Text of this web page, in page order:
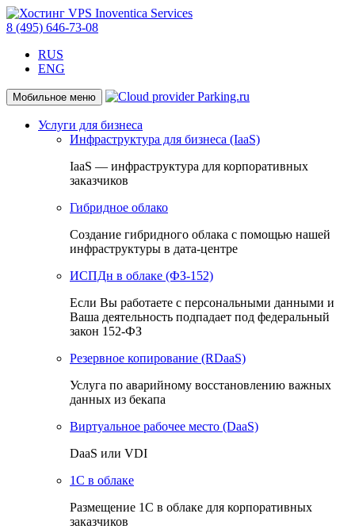
8 (495) 646-73-08
RUS
ENG
Мобильное меню
Услуги для бизнеса
Инфраструктура для бизнеса (IaaS)
IaaS — инфраструктура для корпоративных
заказчиков
Гибридное облако
Создание гибридного облака с помощью нашей
инфраструктуры в дата-центре
ИСПДн в облаке (ФЗ-152)
Если Вы работаете с персональными данными и
Ваша деятельность подпадает под федеральный
закон 152-ФЗ
Резервное копирование (RDaaS)
Услуга по аварийному восстановлению важных
данных из бекапа
Виртуальное рабочее место (DaaS)
DaaS или VDI
1C в облаке
Размещение 1С в облаке для корпоративных
заказчиков